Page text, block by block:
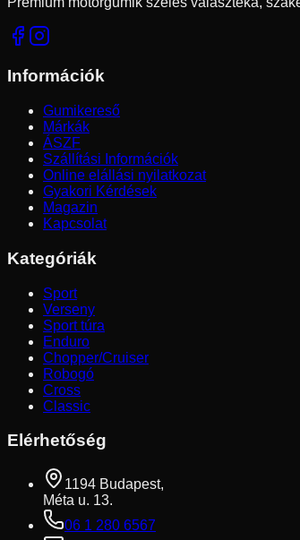
Információk
Gumikereső
Márkák
ÁSZF
Szállítási Információk
Online elállási nyilatkozat
Gyakori Kérdések
Magazin
Kapcsolat
Kategóriák
Sport
Verseny
Sport túra
Enduro
Chopper/Cruiser
Robogó
Cross
Classic
Elérhetőség
1194 Budapest,
Méta u. 13.
06 1 280 6567